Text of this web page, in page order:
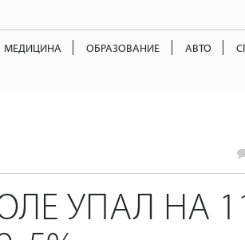
МЕДИЦИНА ОБРАЗОВАНИЕ АВТО
УПАЛ НА